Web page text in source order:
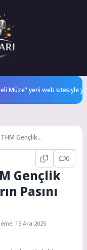
Müze” yeni web sitesiyle
Gençlik
0
Gençlik
Pasını
15 Ara 2025